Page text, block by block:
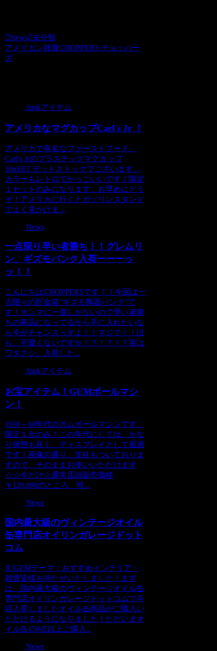
News 未分類
アメリカン雑貨CHOPPERS チョッパー
ズ
Junkアイテム
アメリカなマグカップCarl's Jr ！
アメリカで有名なファーストフード、
Carl's Jrのプラスチックマグカップ
10pSET デットストックでございます。
カラーもレトロでかっこいいです！限定
１セットのみになります。お早めにどう
ぞ！アメリカに行くとガソリンスタンド
でよく見かけま...
News
一点限り早い者勝ち！！グレムリ
ン、ギズモバンク入荷ーーーッ
ッ！！
こんにちはCHOPPERSです！！今回は一
点限りの貯金箱"ギズモ陶器バンク"で
す！ホンマに一個しかないので早い者勝
ちの商品になってるから手に入れたいな
ら今がチャンスっすよ！！マジで！！ほ
ら、可愛くないですか！？！？！？実は
ワタクシ、入荷した...
Junkアイテム
お宝アイテム！GUMボールマシ
ン！
1950～60年代のガムボールマシンです。
限定１台のみ！この年代にしては、かな
り状態も良く、ディスプレイとして最適
です！画像の通り、支柱もついておりま
すので、そのままお使いいただけます
☆☆今だけ☆通常店頭販売価格
￥120,000のところ、特...
News
国内最大級のヴィンテージオイル
缶専門店オイリンガレージドット
コム
JUGEMテーマ：おすすめインテリア・
雑貨皆様お待たせいたしました！まず
は、国内最大級のヴィンテージオイル缶
専門店オイリンガレージドットコムで今
回入荷しましたオイル缶商品がご購入い
ただけるようになりました！ただいまオ
イル缶150点以上ご購入...
News